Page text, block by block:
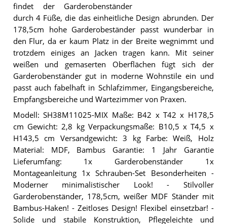
findet der Garderobenständer
durch 4 Füße, die das einheitliche Design abrunden. Der
178,5cm hohe Garderobeständer passt wunderbar in
den Flur, da er kaum Platz in der Breite wegnimmt und
trotzdem einiges an Jacken tragen kann. Mit seiner
weißen und gemaserten Oberflächen fügt sich der
Garderobenständer gut in moderne Wohnstile ein und
passt auch fabelhaft in Schlafzimmer, Eingangsbereiche,
Empfangsbereiche und Wartezimmer von Praxen.
Modell: SH38M11025-MIX Maße: B42 x T42 x H178,5
cm Gewicht: 2,8 kg Verpackungsmaße: B10,5 x T4,5 x
H143,5 cm Versandgewicht: 3 kg Farbe: Weiß, Holz
Material: MDF, Bambus Garantie: 1 Jahr Garantie
Lieferumfang: 1x Garderobenständer 1x
Montageanleitung 1x Schrauben-Set Besonderheiten -
Moderner minimalistischer Look! - Stilvoller
Garderobenständer, 178,5cm, weißer MDF Ständer mit
Bambus-Haken! - Zeitloses Design! Flexibel einsetzbar! -
Solide und stabile Konstruktion, Pflegeleichte und